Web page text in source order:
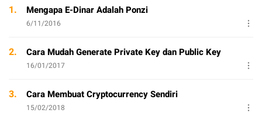
1. Mengapa E-Dinar Adalah Ponzi
6/11/2016
2. Cara Mudah Generate Private Key dan Public Key
16/01/2017
3. Cara Membuat Cryptocurrency Sendiri
15/02/2018